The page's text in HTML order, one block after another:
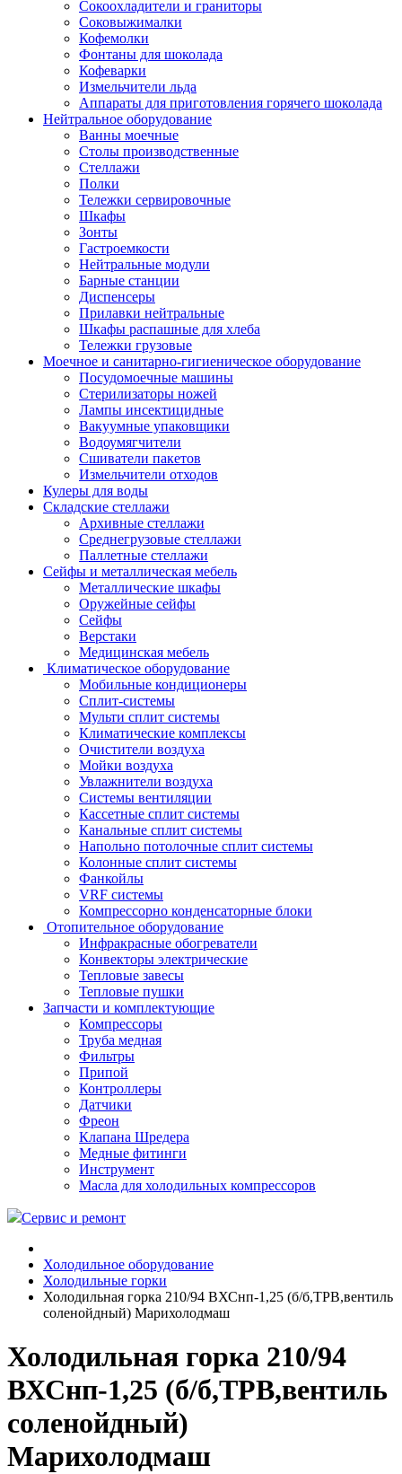
Сокоохладители и граниторы
Соковыжималки
Кофемолки
Фонтаны для шоколада
Кофеварки
Измельчители льда
Аппараты для приготовления горячего шоколада
Нейтральное оборудование
Ванны моечные
Столы производственные
Стеллажи
Полки
Тележки сервировочные
Шкафы
Зонты
Гастроемкости
Нейтральные модули
Барные станции
Диспенсеры
Прилавки нейтральные
Шкафы распашные для хлеба
Тележки грузовые
Моечное и санитарно-гигиеническое оборудование
Посудомоечные машины
Стерилизаторы ножей
Лампы инсектицидные
Вакуумные упаковщики
Водоумягчители
Сшиватели пакетов
Измельчители отходов
Кулеры для воды
Складские стеллажи
Архивные стеллажи
Среднегрузовые стеллажи
Паллетные стеллажи
Сейфы и металлическая мебель
Металлические шкафы
Оружейные сейфы
Сейфы
Верстаки
Медицинская мебель
Климатическое оборудование
Мобильные кондиционеры
Сплит-системы
Мульти сплит системы
Климатические комплексы
Очистители воздуха
Мойки воздуха
Увлажнители воздуха
Системы вентиляции
Кассетные сплит системы
Канальные сплит системы
Напольно потолочные сплит системы
Колонные сплит системы
Фанкойлы
VRF системы
Компрессорно конденсаторные блоки
Отопительное оборудование
Инфракрасные обогреватели
Конвекторы электрические
Тепловые завесы
Тепловые пушки
Запчасти и комплектующие
Компрессоры
Труба медная
Фильтры
Припой
Контроллеры
Датчики
Фреон
Клапана Шредера
Медные фитинги
Инструмент
Масла для холодильных компрессоров
Сервис и ремонт
Холодильное оборудование
Холодильные горки
Холодильная горка 210/94 ВХСнп-1,25 (б/б,ТРВ,вентиль
соленойдный) Марихолодмаш
Холодильная горка 210/94
ВХСнп-1,25 (б/б,ТРВ,вентиль
соленойдный)
Марихолодмаш